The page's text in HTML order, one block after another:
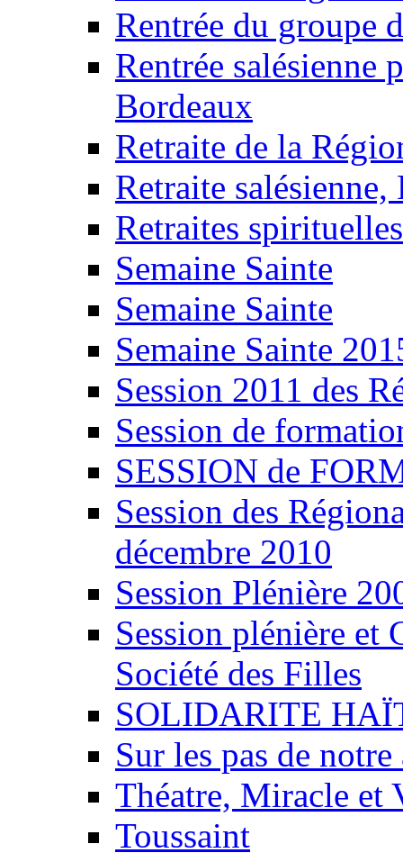
Rentrée du groupe
Rentrée salésienne
Bordeaux
Retraite de la
Retraite
Retraites
Semaine Sainte
Semaine Sainte
Semaine Sainte
Session 2011 des
Session de
SESSION de
Session des
décembre 2010
Session Plénière
Session plénière et
Société des Filles
SOLIDARITE
Sur les pas de
Théatre, Miracle et
Toussaint